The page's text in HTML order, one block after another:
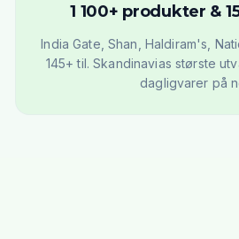
1 100+ produkter &
India Gate, Shan, Haldiram's,
145+ til. Skandinavias største
dagligvarer på